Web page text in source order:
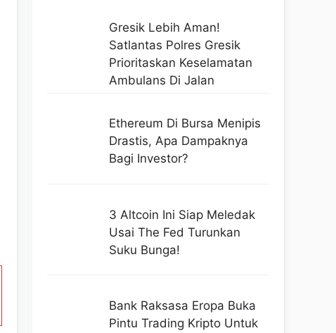
Gresik Lebih Aman!
Satlantas Polres Gresik
Prioritaskan Keselamatan
Ambulans Di Jalan
Ethereum Di Bursa Menipis
Drastis, Apa Dampaknya
Bagi Investor?
3 Altcoin Ini Siap Meledak
Usai The Fed Turunkan
Suku Bunga!
Bank Raksasa Eropa Buka
Pintu Trading Kripto Untuk